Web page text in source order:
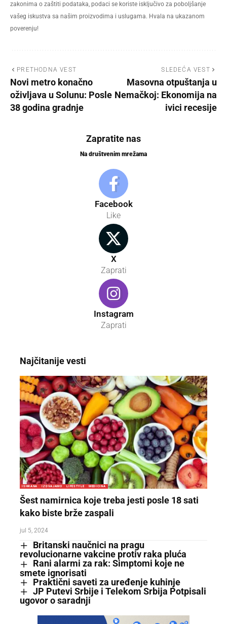
zakonima o zaštiti podataka, podaci se koriste isključivo za poboljšanje
vašeg iskustva sa našim proizvodima i uslugama. Hvala na ukazanom
poverenju!
PRETHODNA VEST
Novi metro konačno
oživljava u Solunu: Posle
38 godina gradnje
SLEDEĆA VEST
Masovna otpuštanja u
Nemačkoj: Ekonomija na
ivici recesije
Zapratite nas
Na društvenim mrežama
Facebook
Like
X
Zaprati
Instagram
Zaprati
Najčitanije vesti
ISHRANA IZDVAJAMO LIFESTYLE MEDICINA
Šest namirnica koje treba jesti posle 18 sati
kako biste brže zaspali
jul 5, 2024
Britanski naučnici na pragu
revolucionarne vakcine protiv raka pluća
Rani alarmi za rak: Simptomi koje ne
smete ignorisati
Praktični saveti za uređenje kuhinje
JP Putevi Srbije i Telekom Srbija Potpisali
ugovor o saradnji